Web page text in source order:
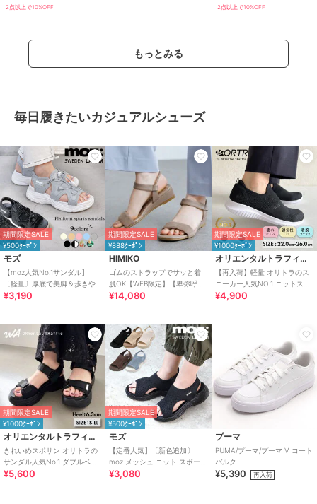
2点以上で10%OFF 2点以上で10%OFF
もっとみる
毎日履きたいカジュアルシューズ
期間限定SALE
¥500ｸｰﾎﾟﾝ
モズ
【moz人気No.1サンダル】
〔軽量〕厚底で美脚＆歩きや
すい！疲れにくいフィット感
¥3,190
期間限定SALE
¥888ｸｰﾎﾟﾝ
HIMIKO
ゴムのストラップでサッと着
脱OK【WEB限定】【卑弥呼
26SS】ゴムストラップサンダ
¥14,080
期間限定SALE
¥1000ｸｰﾎﾟﾝ
オリエンタルトラフィック
【再入荷】軽量 オリトラのス
ニーカー人気NO.1 ニットスニ
ーカー スリッポン /3709
¥4,900
期間限定SALE
¥1000ｸｰﾎﾟﾝ
オリエンタルトラフィック
きれいめスポサン オリトラの
サンダル人気No.1 ダブルベル
ト スポーツサンダル /42207
¥5,600
期間限定SALE
¥500ｸｰﾎﾟﾝ
モズ
【定番人気】〔新色追加〕
moz メッシュ ニット スポーツ
サンダル
¥3,080
プーマ
PUMA/プーマ/プーマ V コート
バルク
¥5,390 再入荷